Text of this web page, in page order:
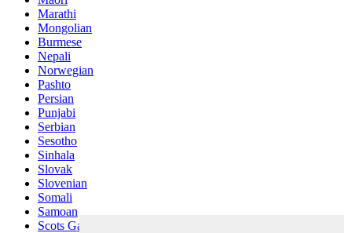
Marathi
Mongolian
Burmese
Nepali
Norwegian
Pashto
Persian
Punjabi
Serbian
Sesotho
Sinhala
Slovak
Slovenian
Somali
Samoan
Scots Gaelic